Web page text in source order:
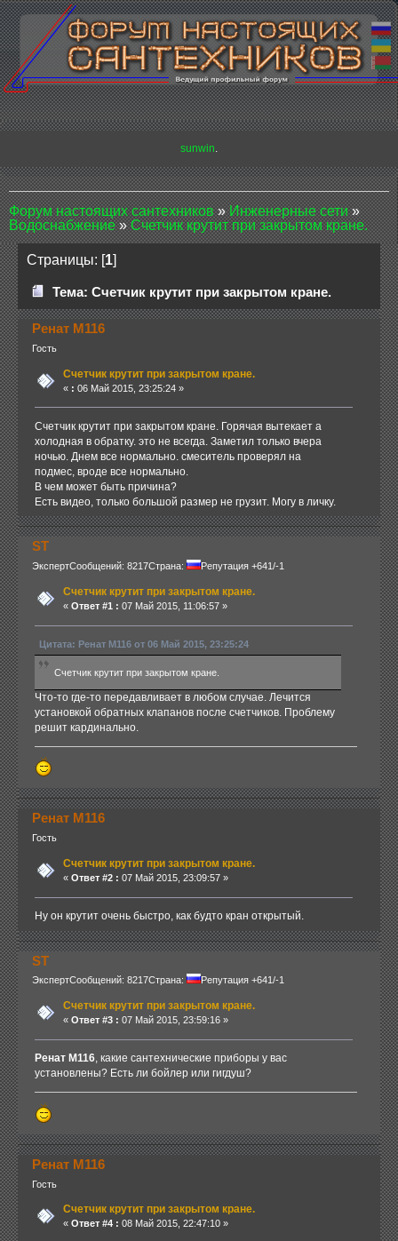
sunwin.
Форум настоящих сантехников»Инженерные сети»
Водоснабжение»Счетчик крутит при закрытом кране.
Страницы: [1]
Тема: Счетчик крутит при закрытом кране.
Ренат М116
Гость
Счетчик крутит при закрытом кране.
« : 06 Май 2015, 23:25:24 »
Счетчик крутит при закрытом кране. Горячая вытекает а
холодная в обратку. это не всегда. Заметил только вчера
ночью. Днем все нормально. смеситель проверял на
подмес, вроде все нормально.
В чем может быть причина?
Есть видео, только большой размер не грузит. Могу в личку.
ST
ЭкспертСообщений: 8217Страна: Репутация +641/-1
Счетчик крутит при закрытом кране.
« Ответ #1 : 07 Май 2015, 11:06:57 »
Цитата: Ренат М116 от 06 Май 2015, 23:25:24
Счетчик крутит при закрытом кране.
Что-то где-то передавливает в любом случае. Лечится
установкой обратных клапанов после счетчиков. Проблему
решит кардинально.
Ренат М116
Гость
Счетчик крутит при закрытом кране.
« Ответ #2 : 07 Май 2015, 23:09:57 »
Ну он крутит очень быстро, как будто кран открытый.
ST
ЭкспертСообщений: 8217Страна: Репутация +641/-1
Счетчик крутит при закрытом кране.
« Ответ #3 : 07 Май 2015, 23:59:16 »
Ренат М116, какие сантехнические приборы у вас
установлены? Есть ли бойлер или гигдуш?
Ренат М116
Гость
Счетчик крутит при закрытом кране.
« Ответ #4 : 08 Май 2015, 22:47:10 »